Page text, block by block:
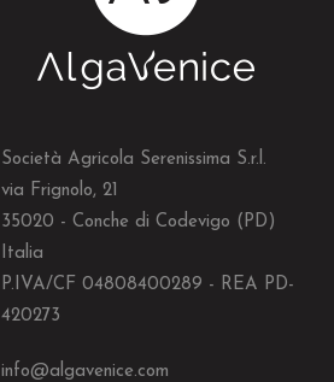
Società Agricola Serenissima S.r.l.
via Frignolo, 21
35020 - Conche di Codevigo (PD)
Italia
P.IVA/CF 04808400289 - REA PD-
420273
info@algavenice.com